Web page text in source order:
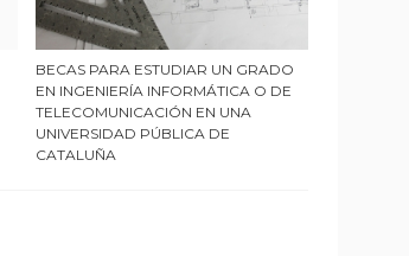
BECAS PARA ESTUDIAR UN GRADO
EN INGENIERÍA INFORMÁTICA O DE
TELECOMUNICACIÓN EN UNA
UNIVERSIDAD PÚBLICA DE
CATALUÑA